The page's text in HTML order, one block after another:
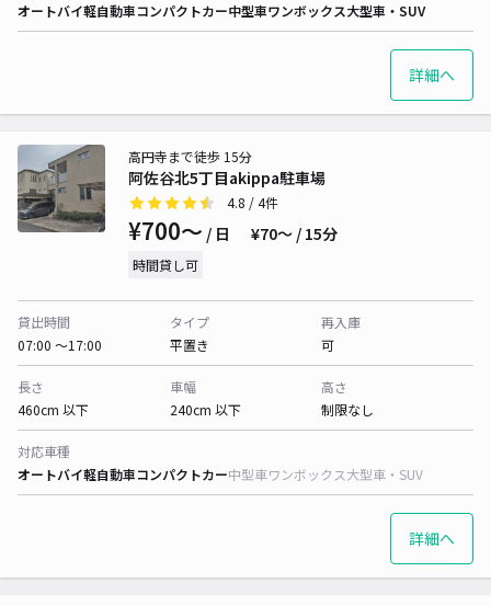
オートバイ軽自動車コンパクトカー中型車ワンボックス大型車・SUV
詳細へ
阿佐谷北5丁目akippa駐車場
高円寺まで徒歩 15分
4.8 / 4件
¥700〜 / 日 ¥70〜 / 15分
時間貸し可
貸出時間
07:00 〜17:00
タイプ
平置き
再入庫
可
長さ
460cm 以下
車幅
240cm 以下
高さ
制限なし
対応車種
オートバイ軽自動車コンパクトカー中型車ワンボックス大型車・SUV
詳細へ